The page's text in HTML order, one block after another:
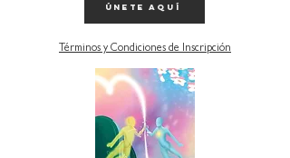
únete aquí
Términos y Condiciones de Inscripción